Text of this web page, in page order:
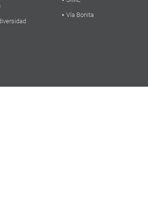
Vía Bonita